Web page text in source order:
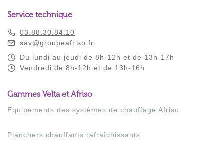
Service technique
03.88.30.84.10
sav@groupeafriso.fr
Du lundi au jeudi de 8h-12h et de 13h-17h
Vendredi de 8h-12h et de 13h-16h
Gammes Velta et Afriso
Equipements des systèmes de chauffage Afriso
Planchers chauffants rafraîchissants